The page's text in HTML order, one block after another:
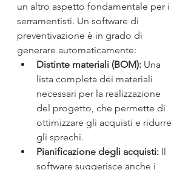
un altro aspetto fondamentale per i
serramentisti. Un software di
preventivazione è in grado di
generare automaticamente:
Distinte materiali (BOM): Una
lista completa dei materiali
necessari per la realizzazione
del progetto, che permette di
ottimizzare gli acquisti e ridurre
gli sprechi.
Pianificazione degli acquisti: Il
software suggerisce anche i